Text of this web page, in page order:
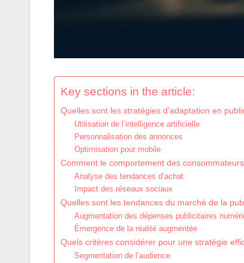
Key sections in the article:
Quelles sont les stratégies d’adaptation en
Utilisation de l’intelligence artificielle
Personnalisation des annonces
Optimisation pour mobile
Comment le comportement des
Analyse des tendances d’achat
Impact des réseaux sociaux
Quelles sont les tendances du marché de la
Augmentation des dépenses publicitaires
Émergence de la réalité augmentée
Quels critères considérer pour une stratégie
Segmentation de l’audience